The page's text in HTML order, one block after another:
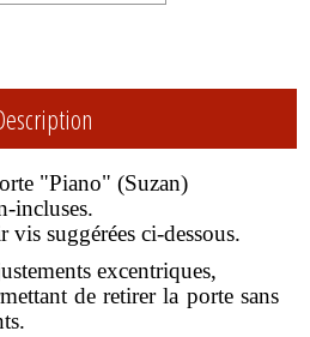
"Piano" (Suzan)
incluses.
suggérées ci-dessous.
excentriques,
de retirer la porte sans